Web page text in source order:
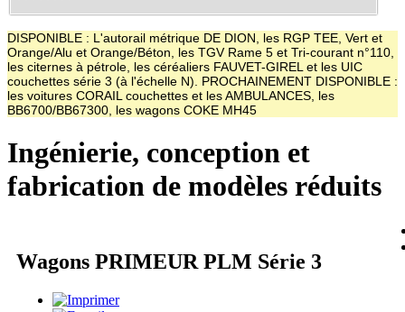
DISPONIBLE : L'autorail métrique DE DION, les RGP TEE, Vert et
Orange/Alu et Orange/Béton, les TGV Rame 5 et Tri-courant n°110,
les citernes à pétrole, les céréaliers FAUVET-GIREL et les UIC
couchettes série 3 (à l'échelle N). PROCHAINEMENT DISPONIBLE :
les voitures CORAIL couchettes et les AMBULANCES, les
BB6700/BB67300, les wagons COKE MH45
Ingénierie, conception et
fabrication de modèles réduits
Wagons PRIMEUR PLM Série 3